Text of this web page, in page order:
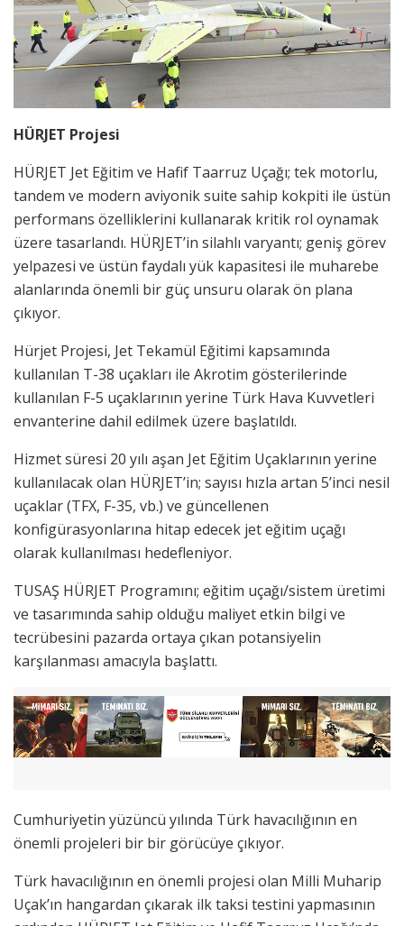
HÜRJET Projesi
HÜRJET Jet Eğitim ve Hafif Taarruz Uçağı; tek motorlu,
tandem ve modern aviyonik suite sahip kokpiti ile üstün
performans özelliklerini kullanarak kritik rol oynamak
üzere tasarlandı. HÜRJET’in silahlı varyantı; geniş görev
yelpazesi ve üstün faydalı yük kapasitesi ile muharebe
alanlarında önemli bir güç unsuru olarak ön plana
çıkıyor.
Hürjet Projesi, Jet Tekamül Eğitimi kapsamında
kullanılan T-38 uçakları ile Akrotim gösterilerinde
kullanılan F-5 uçaklarının yerine Türk Hava Kuvvetleri
envanterine dahil edilmek üzere başlatıldı.
Hizmet süresi 20 yılı aşan Jet Eğitim Uçaklarının yerine
kullanılacak olan HÜRJET’in; sayısı hızla artan 5’inci nesil
uçaklar (TFX, F-35, vb.) ve güncellenen
konfigürasyonlarına hitap edecek jet eğitim uçağı
olarak kullanılması hedefleniyor.
TUSAŞ HÜRJET Programını; eğitim uçağı/sistem üretimi
ve tasarımında sahip olduğu maliyet etkin bilgi ve
tecrübesini pazarda ortaya çıkan potansiyelin
karşılanması amacıyla başlattı.
Cumhuriyetin yüzüncü yılında Türk havacılığının en
önemli projeleri bir bir görücüye çıkıyor.
Türk havacılığının en önemli projesi olan Milli Muharip
Uçak’ın hangardan çıkarak ilk taksi testini yapmasının